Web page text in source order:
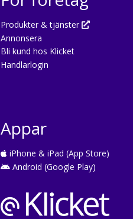
Produkter & tjänster
Annonsera
Bli kund hos Klicket
Handlarlogin
Appar
iPhone & iPad (App Store)
Android (Google Play)